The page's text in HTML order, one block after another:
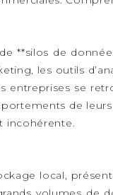
**silos de
les outils
se
de
incohérente.
local,